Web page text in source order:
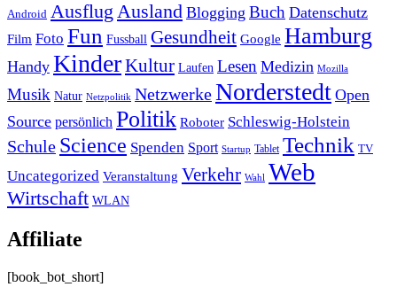
Android Ausflug Ausland Blogging Buch Datenschutz
Film Foto Fun Fussball Gesundheit Google Hamburg
Handy KinderKultur Laufen Lesen Medizin Mozilla
Musik Natur Netzpolitik NetzwerkeNorderstedt Open
Source persönlich Politik Roboter Schleswig-Holstein
Schule Science Spenden Sport Startup Tablet Technik TV
Uncategorized Veranstaltung Verkehr Wahl Web
Wirtschaft WLAN
Affiliate
[book_bot_short]